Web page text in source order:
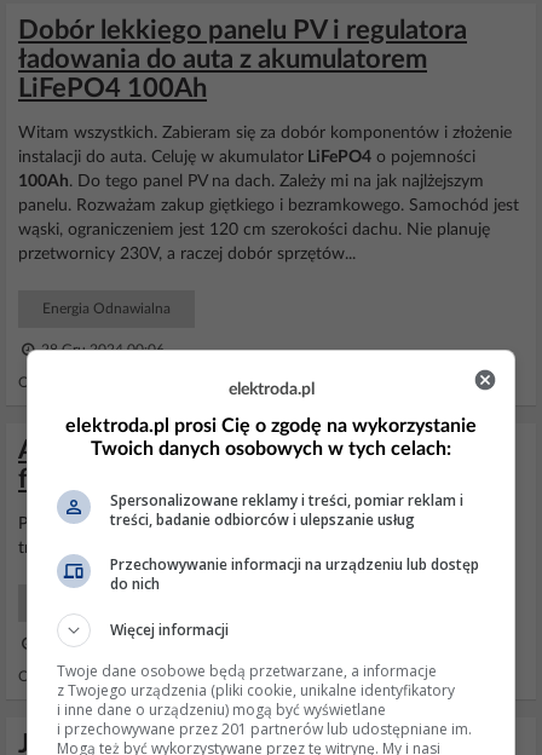
Dobór lekkiego panelu PV i regulatora
ładowania do auta z akumulatorem
LiFePO4 100Ah
Witam wszystkich. Zabieram się za dobór komponentów i złożenie
instalacji do auta. Celuję w akumulator LiFePO4 o pojemności
100Ah. Do tego panel PV na dach. Zależy mi na jak najlżejszym
panelu. Rozważam zakup giętkiego i bezramkowego. Samochód jest
wąski, ograniczeniem jest 120 cm szerokości dachu. Nie planuję
przetwornicy 230V, a raczej dobór sprzętów...
Energia Odnawialna
28 Gru 2024 00:06
Odpowiedzi: 1 Wyświetleń: 585
Akumulator LiFePO4 100Ah 12V 100A
firmy Volt Polska
Poczytaj: https://www.elektroda.pl/rtvforum/topic3... Znajdziesz
trochę informacji które Ciebie powinny zainteresować.
29 Maj 2022 18:44
Odpowiedzi: 2 Wyświetleń: 6996
Jak ustawić Victron Blue Smart IP22 do
elektroda.pl
elektroda.pl prosi Cię o zgodę na wykorzystanie
Twoich danych osobowych w tych celach:
Spersonalizowane reklamy i treści, pomiar reklam i
treści, badanie odbiorców i ulepszanie usług
Przechowywanie informacji na urządzeniu lub dostęp
do nich
Więcej informacji
Twoje dane osobowe będą przetwarzane, a informacje
z Twojego urządzenia (pliki cookie, unikalne identyfikatory
i inne dane o urządzeniu) mogą być wyświetlane
i przechowywane przez 201 partnerów lub udostępniane im.
Mogą też być wykorzystywane przez tę witrynę. My i nasi